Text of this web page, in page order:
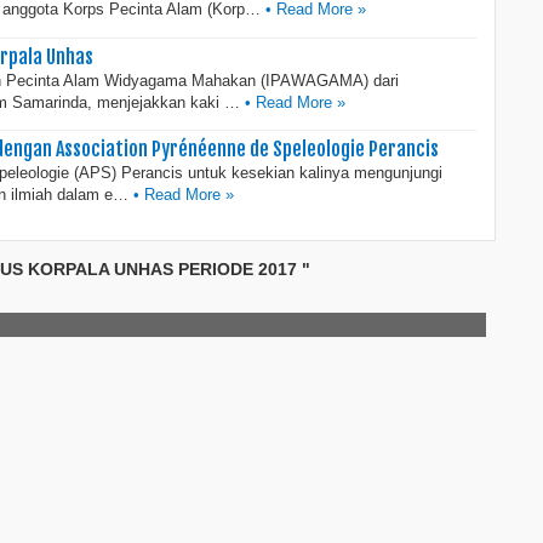
Korps Pecinta Alam (Korp… • Read More »
Unhas
Alam Widyagama Mahakan (IPAWAGAMA) dari
Samarinda, menjejakkan kaki …
• Read More »
Association Pyrénéenne de Speleologie Perancis
(APS) Perancis untuk kesekian kalinya mengunjungi
ilmiah dalam e…
• Read More »
KORPALA UNHAS PERIODE 2017 "